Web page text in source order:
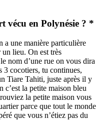
vécu en Polynésie ? *
a une manière particulière
lieu. On est très
nom d’une rue on vous dira
3 cocotiers, tu continues,
Tiare Tahiti, juste après il y
c’est la petite maison bleu
la petite maison vous
parce que tout le monde
que vous n’étiez pas du